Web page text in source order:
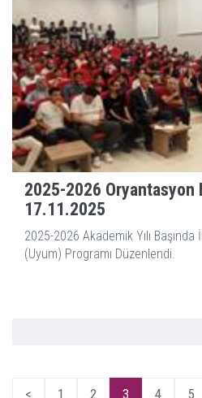
2025-2026 Oryantasyon
17.11.2025
2025-2026 Akademik Yılı
(Uyum) Programı Düzenlendi.
< 1 2 3 4 5